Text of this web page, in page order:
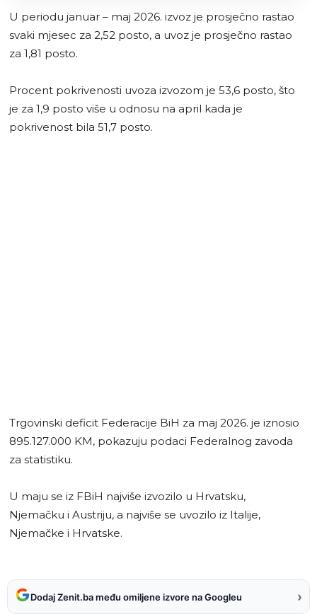
U periodu januar – maj 2026. izvoz je prosječno rastao
svaki mjesec za 2,52 posto, a uvoz je prosječno rastao
za 1,81 posto.
Procent pokrivenosti uvoza izvozom je 53,6 posto, što
je za 1,9 posto više u odnosu na april kada je
pokrivenost bila 51,7 posto.
Trgovinski deficit Federacije BiH za maj 2026. je iznosio
895.127.000 KM, pokazuju podaci Federalnog zavoda
za statistiku.
U maju se iz FBiH najviše izvozilo u Hrvatsku,
Njemačku i Austriju, a najviše se uvozilo iz Italije,
Njemačke i Hrvatske.
Dodaj Zenit.ba među omiljene izvore na Googleu ›